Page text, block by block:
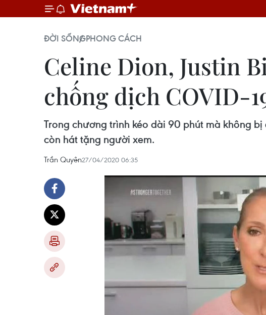
ĐỜI SỐNGPHONG CÁCH
Celine Dion, Justin
chống dịch COVID-
Trong chương trình kéo dài 90 phút mà không
còn hát tặng người xem.
Trần Quyên27/04/2020 06:35